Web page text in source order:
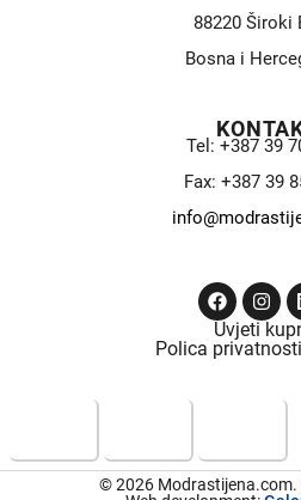
88220 Široki
Bosna i
Tel: +387 39
Fax: +387 39
Uvjeti
Polica
© 2026 Modrastijena.com.